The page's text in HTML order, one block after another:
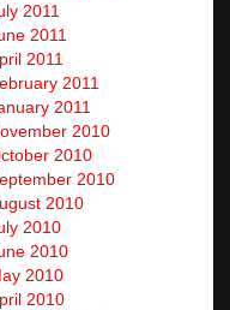
2011
2011
2011
2011
2011
2010
2010
2010
2010
2010
2010
2010
2010